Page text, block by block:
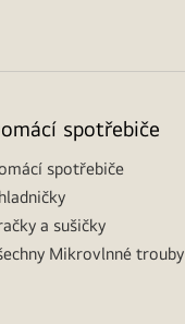
spotřebiče
spotřebiče
a sušičky
Mikrovlnné trouby